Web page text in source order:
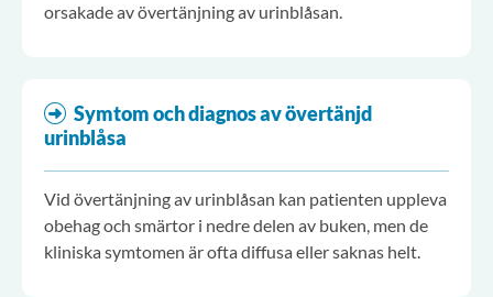
orsakade av övertänjning av urinblåsan.
Symtom och diagnos av övertänjd
urinblåsa
Vid övertänjning av urinblåsan kan patienten uppleva
obehag och smärtor i nedre delen av buken, men de
kliniska symtomen är ofta diffusa eller saknas helt.